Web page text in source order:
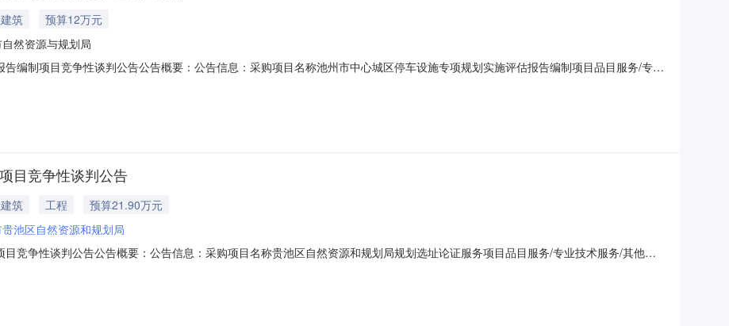
筑
预算12万元
然资源与规划局
编制项目竞争性谈判公告公告概要：公告信息：采购项目名称池州市中心城区停车设施专项规划实施评估报告编制项目品目服务/专业
12:00下午:1*:30至17:00（北京时间，法定节假日除外）预算金额￥12.000000万元（人民币）联系人及联系方式：
目竞争性谈判公告
筑 工程
预算21.90万元
池区自然资源和规划局
竞争性谈判公告公告概要：公告信息：采购项目名称贵池区自然资源和规划局规划选址论证服务项目品目服务/专业技术服务/其他专
午:1*:30至17:00（北京时间，法定节假日除外）预算金额￥21.*00000万元（人民币）联系人及联系方式：项目联系人